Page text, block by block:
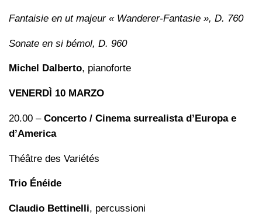
Fantaisie en ut majeur « Wanderer-Fantasie », D. 760
Sonate en si bémol, D. 960
Michel Dalberto, pianoforte
VENERDÌ 10 MARZO
20.00 – Concerto / Cinema surrealista d’Europa e
d’America
Théâtre des Variétés
Trio Énéide
Claudio Bettinelli, percussioni